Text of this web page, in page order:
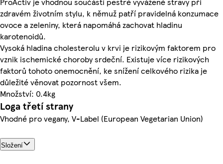
zdravém životním stylu, k němuž patří pravidelná konzumace
ovoce a zeleniny, která napomáhá zachovat hladinu
karotenoidů.
Vysoká hladina cholesterolu v krvi je rizikovým faktorem pro
vznik ischemické choroby srdeční. Existuje více rizikových
faktorů tohoto onemocnění, ke snížení celkového rizika je
důležité věnovat pozornost všem.
Množství: 0.4kg
Loga třetí strany
Vhodné pro vegany, V-Label (European Vegetarian Union)
Složení